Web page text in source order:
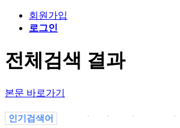
회원가입
로그인
전체검색 결과
본문 바로가기
인기검색어